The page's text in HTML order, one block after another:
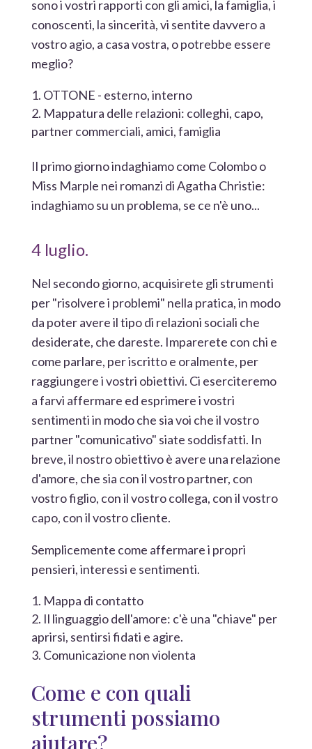
sono i vostri rapporti con gli amici, la famiglia, i
conoscenti, la sincerità, vi sentite davvero a
vostro agio, a casa vostra, o potrebbe essere
meglio?
OTTONE - esterno, interno
Mappatura delle relazioni: colleghi, capo,
partner commerciali, amici, famiglia
Il primo giorno indaghiamo come Colombo o
Miss Marple nei romanzi di Agatha Christie:
indaghiamo su un problema, se ce n'è uno...
4 luglio.
Nel secondo giorno, acquisirete gli strumenti
per "risolvere i problemi" nella pratica, in modo
da poter avere il tipo di relazioni sociali che
desiderate, che dareste. Imparerete con chi e
come parlare, per iscritto e oralmente, per
raggiungere i vostri obiettivi. Ci eserciteremo
a farvi affermare ed esprimere i vostri
sentimenti in modo che sia voi che il vostro
partner "comunicativo" siate soddisfatti. In
breve, il nostro obiettivo è avere una relazione
d'amore, che sia con il vostro partner, con
vostro figlio, con il vostro collega, con il vostro
capo, con il vostro cliente.
Semplicemente come affermare i propri
pensieri, interessi e sentimenti.
Mappa di contatto
Il linguaggio dell'amore: c'è una "chiave" per
aprirsi, sentirsi fidati e agire.
Comunicazione non violenta
Come e con quali
strumenti possiamo
aiutare?